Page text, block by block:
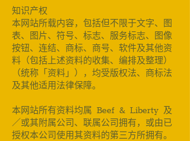
知识产权
本网站所载内容，包括但不限于文字、图
表、图片、符号、标志、服务标志、图像
按钮、连结、商标、商号、软件及其他资
料（包括上述资料的收集、编排及整理）
（统称「资料」），均受版权法、商标法
及其他适用法律保障。
本网站所有资料均属 Beef & Liberty 及
／或其附属公司、联属公司拥有，或由已
授权本公司使用其资料的第三方所拥有。